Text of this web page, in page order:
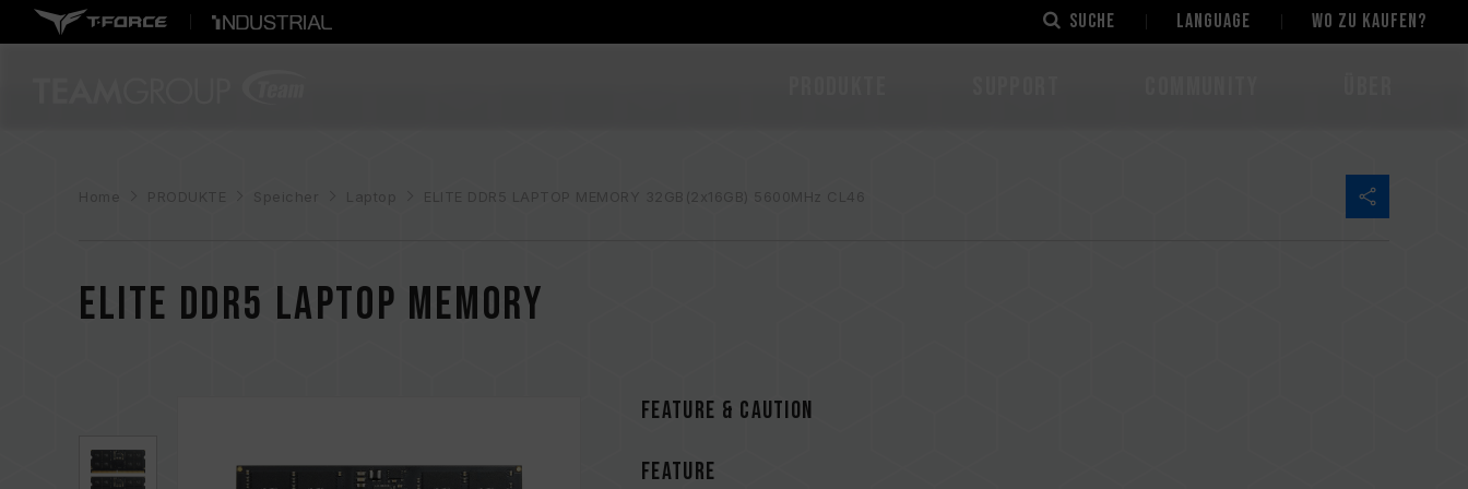
Suche LANGUAGE Wo zu kaufen?
Home PRODUKTE Speicher Laptop ELITE DDR5 LAPTOP MEMORY 32GB(2x16GB) 5600MHz CL46
ELITE DDR5 LAPTOP MEMORY
FEATURE & CAUTION
FEATURE